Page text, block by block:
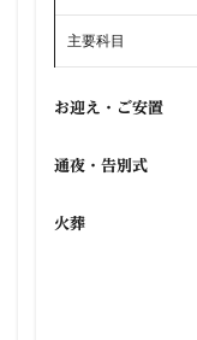
主要科目
お迎え・ご安置
通夜・告別式
火葬